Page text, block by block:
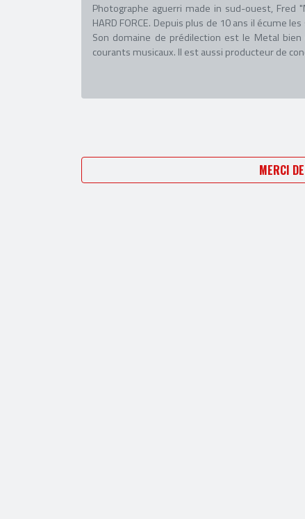
Photographe aguerri made in sud-ouest,
HARD FORCE. Depuis plus de 10 ans il écume
Son domaine de prédilection est le Metal
courants musicaux. Il est aussi producteur de
MERCI